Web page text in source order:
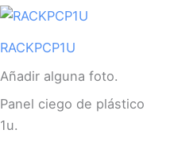
RACKPCP1U
Añadir alguna foto.
Panel ciego de plástico
1u.